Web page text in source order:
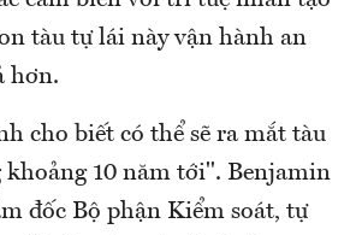
tàu tự lái này vận hành an
hơn.
cho biết có thể sẽ ra mắt tàu
10 năm tới". Benjamin
đốc Bộ phận Kiểm soát, tự